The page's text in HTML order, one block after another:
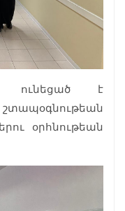
ունեցած է
օրհնութեան